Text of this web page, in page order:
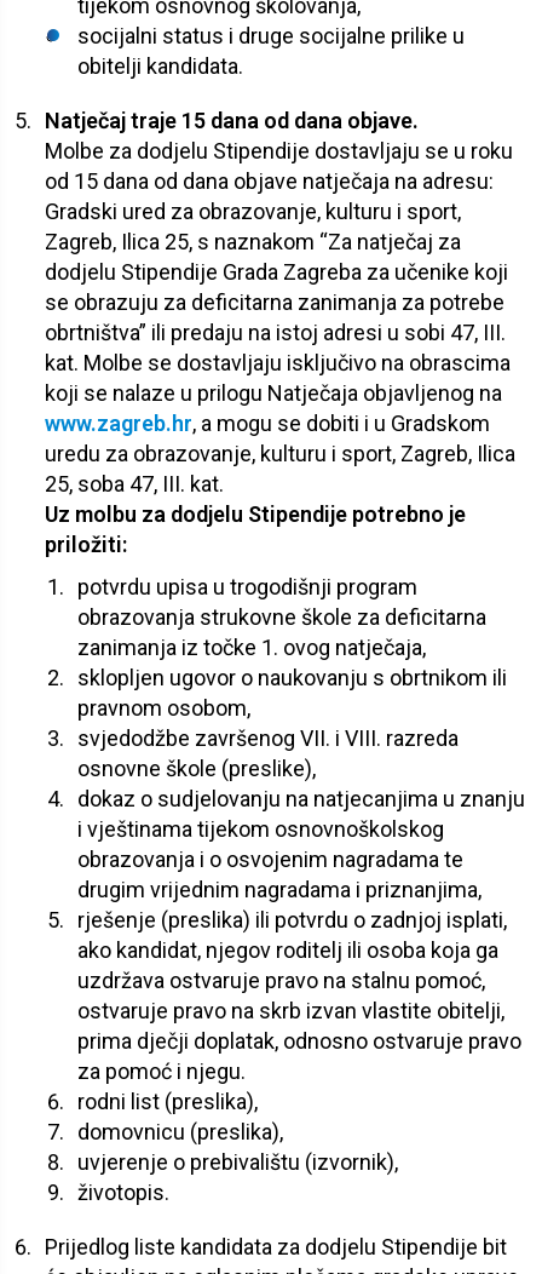
tijekom osnovnog školovanja,
socijalni status i druge socijalne prilike u
obitelji kandidata.
Natječaj traje 15 dana od dana objave.
Molbe za dodjelu Stipendije dostavljaju se u roku
od 15 dana od dana objave natječaja na adresu:
Gradski ured za obrazovanje, kulturu i sport,
Zagreb, Ilica 25, s naznakom “Za natječaj za
dodjelu Stipendije Grada Zagreba za učenike koji
se obrazuju za deficitarna zanimanja za potrebe
obrtništva” ili predaju na istoj adresi u sobi 47, III.
kat. Molbe se dostavljaju isključivo na obrascima
koji se nalaze u prilogu Natječaja objavljenog na
www.zagreb.hr, a mogu se dobiti i u Gradskom
uredu za obrazovanje, kulturu i sport, Zagreb, Ilica
25, soba 47, III. kat.
Uz molbu za dodjelu Stipendije potrebno je
priložiti:
potvrdu upisa u trogodišnji program
obrazovanja strukovne škole za deficitarna
zanimanja iz točke 1. ovog natječaja,
sklopljen ugovor o naukovanju s obrtnikom ili
pravnom osobom,
svjedodžbe završenog VII. i VIII. razreda
osnovne škole (preslike),
dokaz o sudjelovanju na natjecanjima u znanju
i vještinama tijekom osnovnoškolskog
obrazovanja i o osvojenim nagradama te
drugim vrijednim nagradama i priznanjima,
rješenje (preslika) ili potvrdu o zadnjoj isplati,
ako kandidat, njegov roditelj ili osoba koja ga
uzdržava ostvaruje pravo na stalnu pomoć,
ostvaruje pravo na skrb izvan vlastite obitelji,
prima dječji doplatak, odnosno ostvaruje pravo
za pomoć i njegu.
rodni list (preslika),
domovnicu (preslika),
uvjerenje o prebivalištu (izvornik),
životopis.
Prijedlog liste kandidata za dodjelu Stipendije bit